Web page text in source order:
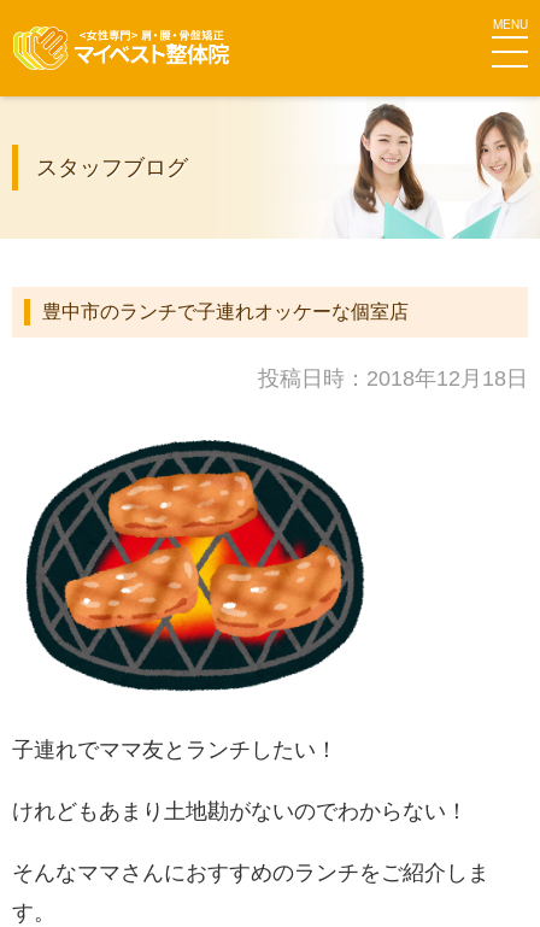
ト整体院
グループ
スタッフブログ
豊中市のランチで子連れオッケーな個室店
投稿日時：2018年12月18日
子連れでママ友とランチしたい！
けれどもあまり土地勘がないのでわからない！
そんなママさんにおすすめのランチをご紹介しま
す。